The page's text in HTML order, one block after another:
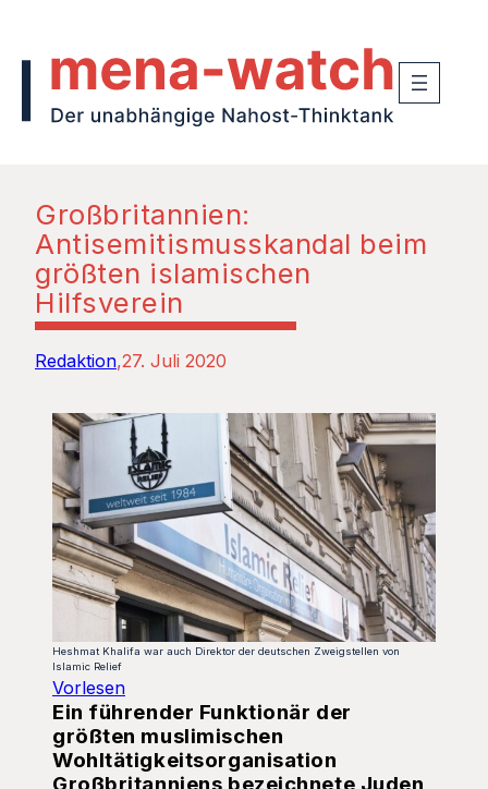
Großbritannien:
Antisemitismusskandal beim
größten islamischen
Hilfsverein
Redaktion 27. Juli 2020
Heshmat Khalifa war auch Direktor der deutschen Zweigstellen von
Islamic Relief
Vorlesen
Ein führender Funktionär der
größten muslimischen
Wohltätigkeitsorganisation
Großbritanniens bezeichnete Juden